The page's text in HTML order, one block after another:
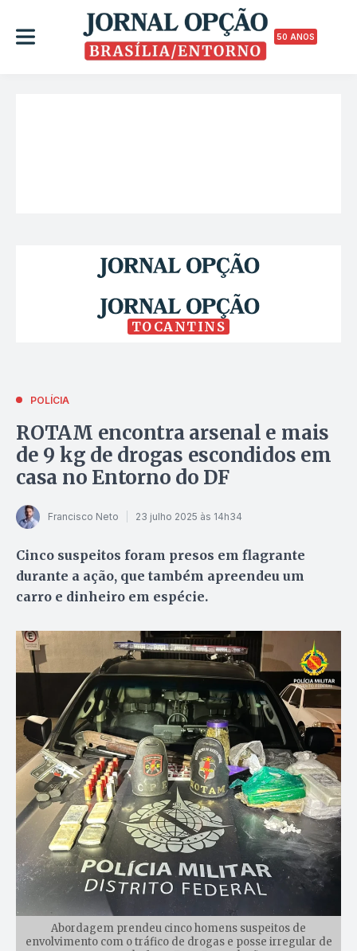
50 ANOS
TOCANTINS
POLÍCIA
ROTAM encontra arsenal e mais
de 9 kg de drogas escondidos em
casa no Entorno do DF
Francisco Neto 23 julho 2025 às 14h34
Cinco suspeitos foram presos em flagrante
durante a ação, que também apreendeu um
carro e dinheiro em espécie.
Abordagem prendeu cinco homens suspeitos de
envolvimento com o tráfico de drogas e posse irregular de